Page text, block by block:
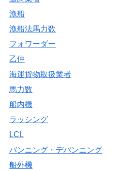
漁船
漁船法馬力数
フォワーダー
乙仲
海運貨物取扱業者
馬力数
船内機
ラッシング
LCL
バンニング・デバンニング
船外機